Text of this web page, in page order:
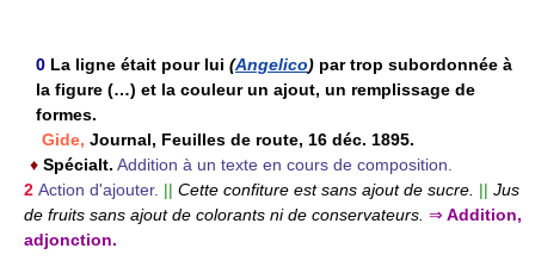
0 La ligne était pour lui (Angelico) par trop subordonnée à
la figure (…) et la couleur un ajout, un remplissage de
formes.
Gide, Journal, Feuilles de route, 16 déc. 1895.
♦ Spécialt. Addition à un texte en cours de composition.
2 Action d'ajouter. || Cette confiture est sans ajout de sucre. || Jus
de fruits sans ajout de colorants ni de conservateurs. ⇒ Addition,
adjonction.